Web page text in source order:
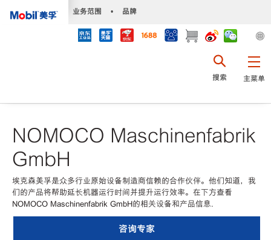
业务范围 • 品牌
主菜单
搜索
NOMOCO Maschinenfabrik
GmbH
埃克森美孚是众多行业原始设备制造商信赖的合作伙伴。他们知道，我
们的产品将帮助延长机器运行时间并提升运行效率。在下方查看
NOMOCO Maschinenfabrik GmbH的相关设备和产品信息.
咨询专家